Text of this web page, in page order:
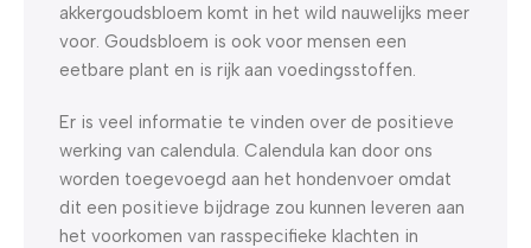
akkergoudsbloem komt in het wild nauwelijks meer
voor. Goudsbloem is ook voor mensen een
eetbare plant en is rijk aan voedingsstoffen.
Er is veel informatie te vinden over de positieve
werking van calendula. Calendula kan door ons
worden toegevoegd aan het hondenvoer omdat
dit een positieve bijdrage zou kunnen leveren aan
het voorkomen van rasspecifieke klachten in